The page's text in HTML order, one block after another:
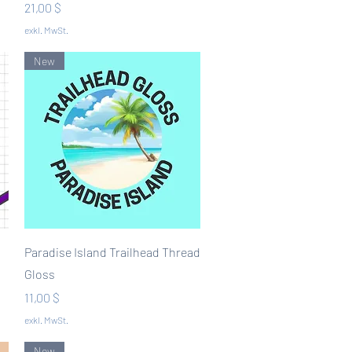
Preis
21,00 $
exkl. MwSt.
Schnellansicht
New
Paradise Island Trailhead Thread
Gloss
Preis
11,00 $
exkl. MwSt.